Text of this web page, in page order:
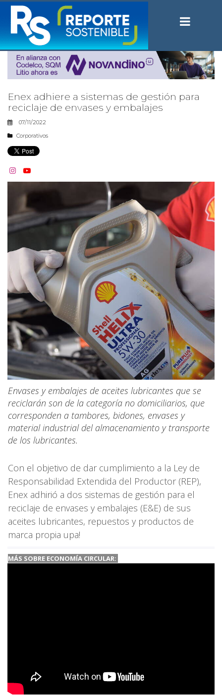
Enex adhiere a sistemas de gestión para
reciclaje de envases y embalajes
07/11/2022
Corporativos
 
Envases y embalajes de aceites lubricantes que se
reciclarán son de la categoría no domiciliarios, que
corresponden a tambores, bidones, envases y
material industrial del almacenamiento y transporte
de los lubricantes.
Con el objetivo de dar cumplimiento a la Ley de
Responsabilidad Extendida del Productor (REP),
Enex adhirió a dos sistemas de gestión para el
reciclaje de envases y embalajes (E&E) de sus
aceites lubricantes, repuestos y productos de
marca propia upa!
MÁS SOBRE ECONOMÍA CIRCULAR: